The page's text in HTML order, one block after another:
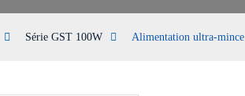
Série GST 100W Alimentation ultra-